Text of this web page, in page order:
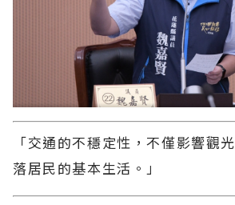
「交通的不穩定性，不僅影響觀
落居民的基本生活。」